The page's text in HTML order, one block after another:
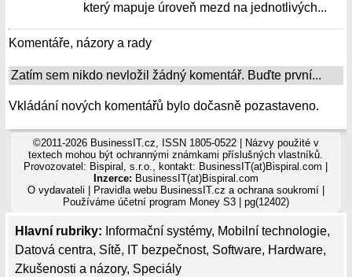
Hlavní rubriky: Informační systémy, Mobilní technologie,
Datová centra, Sítě, IT bezpečnost, Software, Hardware,
Zkušenosti a názory, Speciály
který mapuje úroveň mezd na jednotlivých...
Komentáře, názory a rady
Zatím sem nikdo nevložil žádný komentář. Buďte první...
Vkládání nových komentářů bylo dočasně pozastaveno.
©2011-2026 BusinessIT.cz, ISSN 1805-0522 | Názvy použité v
textech mohou být ochrannými známkami příslušných vlastníků.
Provozovatel: Bispiral, s.r.o., kontakt: BusinessIT(at)Bispiral.com |
Inzerce: BusinessIT(at)Bispiral.com
O vydavateli
Pravidla webu BusinessIT.cz a ochrana soukromí|
Používáme účetní program Money S3| pg(12402)